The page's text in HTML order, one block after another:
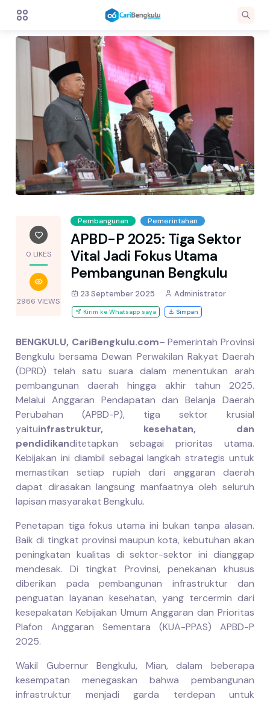
0 LIKES
2986 VIEWS
Pembangunan Pemerintahan
APBD-P 2025: Tiga Sektor
Vital Jadi Fokus Utama
Pembangunan Bengkulu
23 September 2025 Administrator
Kirim ke Whatsapp saya Simpan
BENGKULU, CariBengkulu.com– Pemerintah Provinsi
Bengkulu bersama Dewan Perwakilan Rakyat Daerah
(DPRD) telah satu suara dalam menentukan arah
pembangunan daerah hingga akhir tahun 2025.
Melalui Anggaran Pendapatan dan Belanja Daerah
Perubahan (APBD-P), tiga sektor krusial
yaituinfrastruktur, kesehatan, dan
pendidikanditetapkan sebagai prioritas utama.
Kebijakan ini diambil sebagai langkah strategis untuk
memastikan setiap rupiah dari anggaran daerah
dapat dirasakan langsung manfaatnya oleh seluruh
lapisan masyarakat Bengkulu.
Penetapan tiga fokus utama ini bukan tanpa alasan.
Baik di tingkat provinsi maupun kota, kebutuhan akan
peningkatan kualitas di sektor-sektor ini dianggap
mendesak. Di tingkat Provinsi, penekanan khusus
diberikan pada pembangunan infrastruktur dan
penguatan layanan kesehatan, yang tercermin dari
kesepakatan Kebijakan Umum Anggaran dan Prioritas
Plafon Anggaran Sementara (KUA-PPAS) APBD-P
2025.
Wakil Gubernur Bengkulu, Mian, dalam beberapa
kesempatan menegaskan bahwa pembangunan
infrastruktur menjadi garda terdepan untuk